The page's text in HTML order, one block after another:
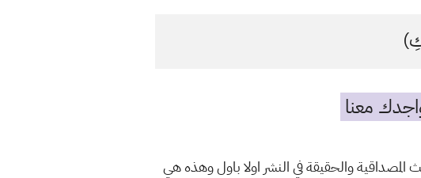
معنا
المصداقية والحقيقة في النشر اولا باول وهذه هي